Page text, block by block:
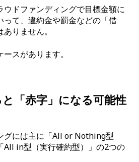
ウドファンディングで目標金額に
って、違約金や罰金などの「借
りません。
スがあります。
「赤字」になる可能性
グには主に「All or Nothing型
All in型（実行確約型）」の2つの